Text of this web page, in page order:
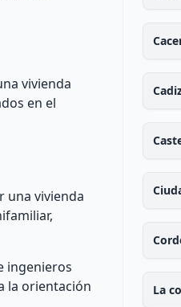
vivienda
en el
una vivienda
ingenieros
la orientación
La